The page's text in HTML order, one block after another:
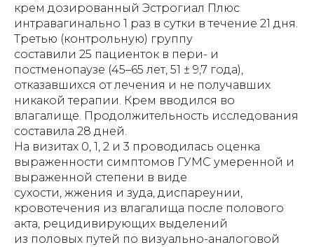
крем дозированный Эстрогиал Плюс
интравагинально 1 раз в сутки в течение 21 дня.
Третью (контрольную) группу
составили 25 пациенток в пери- и
постменопаузе (45–65 лет, 51 ± 9,7 года),
отказавшихся от лечения и не получавших
никакой терапии. Крем вводился во
влагалище. Продолжительность исследования
составила 28 дней.
На визитах 0, 1, 2 и 3 проводилась оценка
выраженности симптомов ГУМС умеренной и
выраженной степени в виде
сухости, жжения и зуда, диспареунии,
кровотечения из влагалища после полового
акта, рецидивирующих выделений
из половых путей по визуально-аналоговой